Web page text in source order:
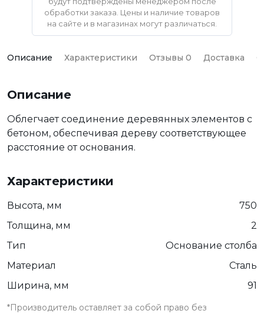
обработки заказа. Цены и наличие товаров
на сайте и в магазинах могут различаться.
Описание Характеристики Отзывы 0 Доставка
Описание
Облегчает соединение деревянных элементов с
бетоном, обеспечивая дереву соответствующее
расстояние от основания.
Характеристики
Высота, мм
750
Толщина, мм
2
Тип
Основание столба
Материал
Сталь
Ширина, мм
91
*Производитель оставляет за собой право без